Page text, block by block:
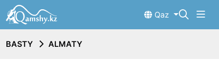
Qaz
BASTY ALMATY